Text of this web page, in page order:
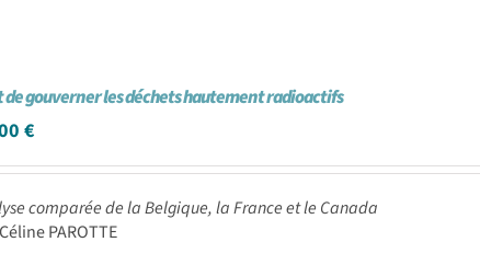
de gouverner les déchets hautement radioactifs
€
comparée de la Belgique, la France et le Canada
PAROTTE